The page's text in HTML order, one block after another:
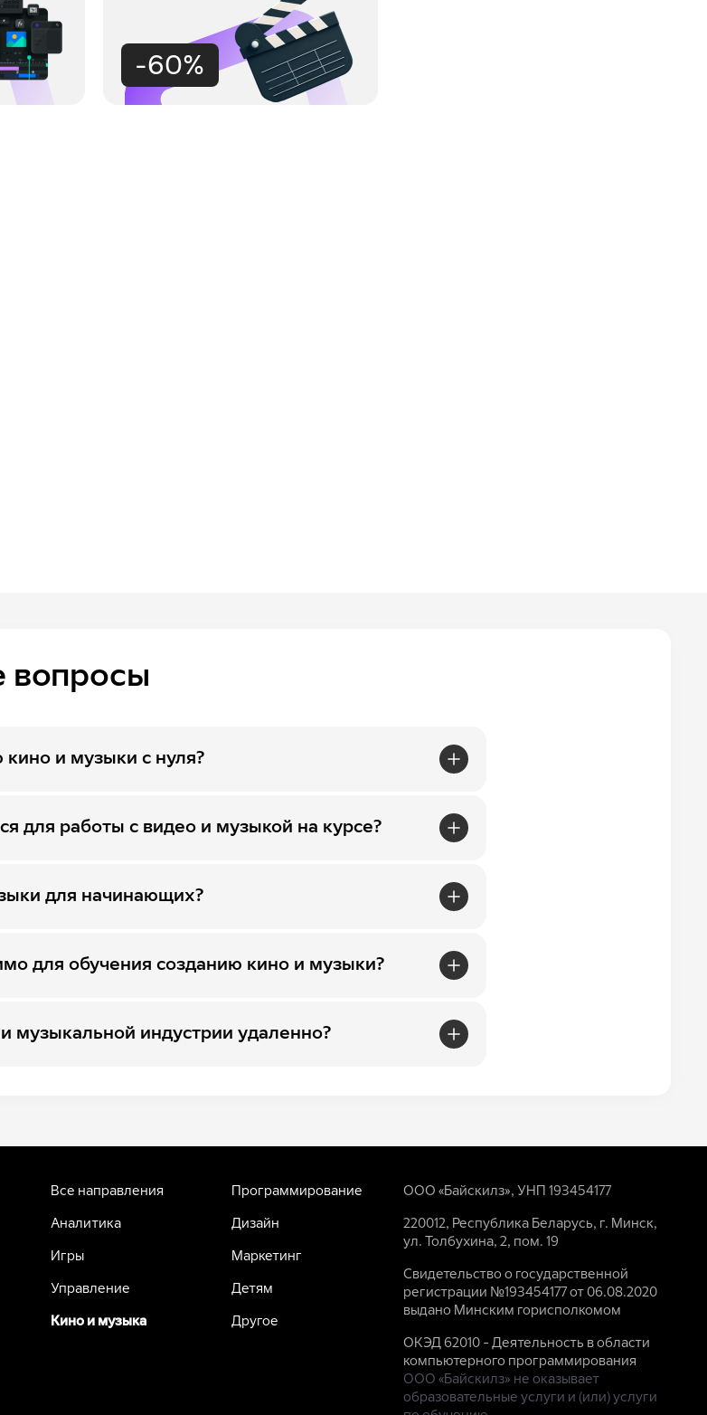
-60%
вопросы
и музыки с нуля?
для работы с видео и музыкой на курсе?
для начинающих?
для обучения созданию кино и музыки?
музыкальной индустрии удаленно?
Все направления Программирование
Аналитика Дизайн
Игры Маркетинг
Управление Детям
Кино и музыка Другое
ООО «Байскилз», УНП 193454177
220012, Республика Беларусь, г. Минск,
ул. Толбухина, 2, пом. 19
Свидетельство о государственной
регистрации №193454177 от 06.08.2020
выдано Минским горисполкомом
ОКЭД 62010 - Деятельность в области
компьютерного программирования
ООО «Байскилз» не оказывает
образовательные услуги и (или) услуги